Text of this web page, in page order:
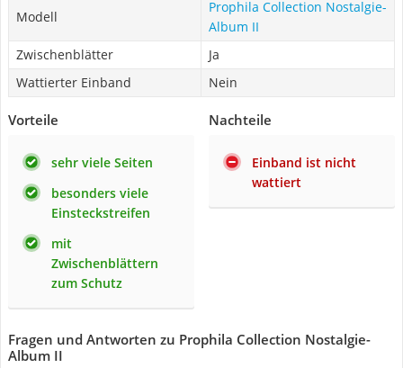
Modell
Prophila Collection Nostalgie-
Album II
Zwischenblätter
Ja
Wattierter Einband
Nein
Vorteile
sehr viele Seiten
besonders viele
Einsteckstreifen
mit
Zwischenblättern
zum Schutz
Nachteile
Einband ist nicht
wattiert
Fragen und Antworten zu Prophila Collection Nostalgie-
Album II